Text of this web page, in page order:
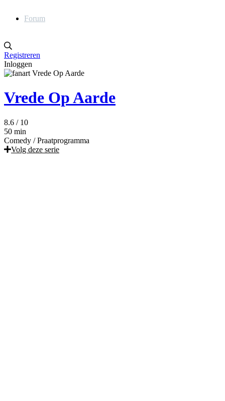
Forum
Registreren
Inloggen
Vrede Op Aarde
8.6 / 10
50 min
Comedy / Praatprogramma
Volg deze serie